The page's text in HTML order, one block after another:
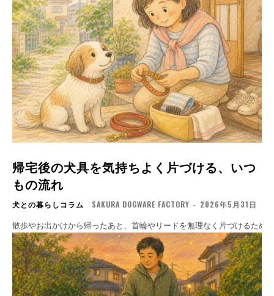
帰宅後の犬具を気持ちよく片づける、いつ
もの流れ
犬との暮らしコラム SAKURA DOGWARE FACTORY - 2026年5月31日
散歩やお出かけから帰ったあと、首輪やリードを無理なく片づけるた